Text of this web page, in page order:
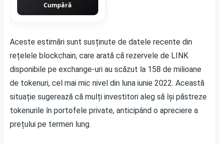
Cumpără
Aceste estimări sunt susținute de datele recente din
rețelele blockchain, care arată că rezervele de LINK
disponibile pe exchange-uri au scăzut la 158 de milioane
de tokenuri, cel mai mic nivel din luna iunie 2022. Această
situație sugerează că mulți investitori aleg să își păstreze
tokenurile în portofele private, anticipând o apreciere a
prețului pe termen lung.